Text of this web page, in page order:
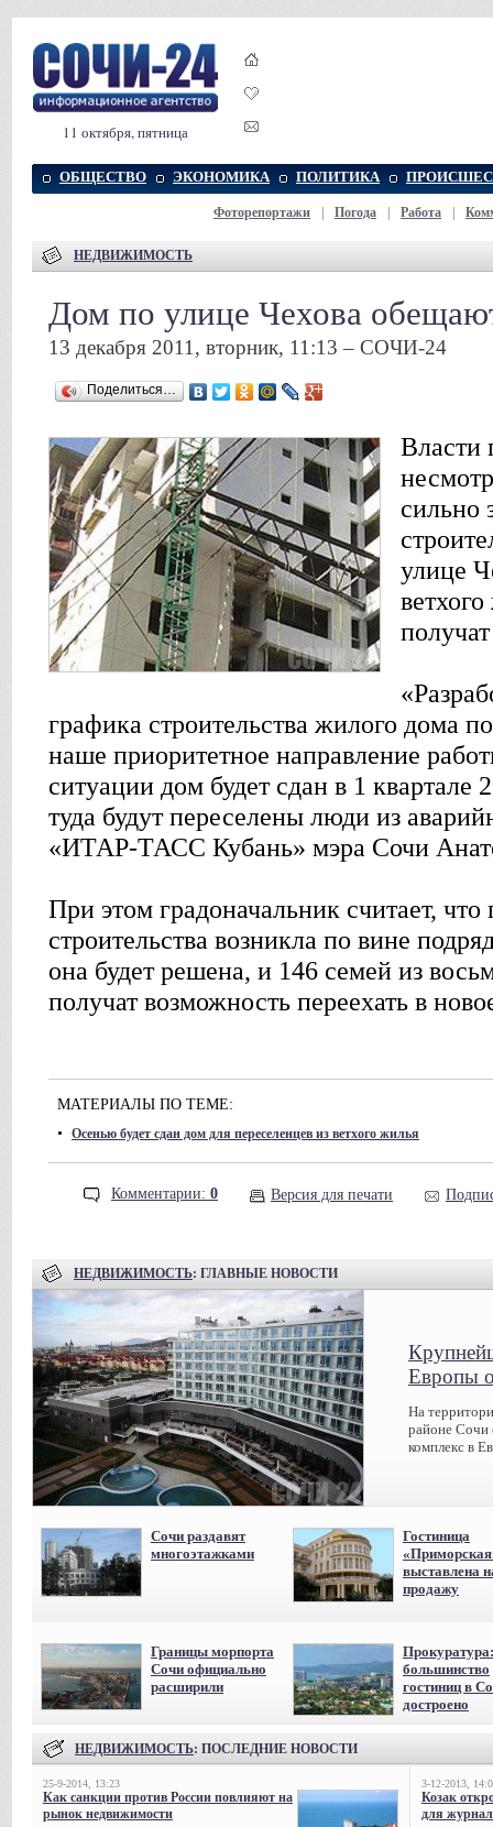
11 октября, пятница
ОБЩЕСТВО ЭКОНОМИКА ПОЛИТИКА
Фоторепортажи Погода Работа
НЕДВИЖИМОСТЬ
Дом по улице Чехова
13 декабря 2011, вторник, 11:13 – СОЧИ-24
Поделиться…
Власти
сильно
улице
графика строительства жилого дома
наше приоритетное направление
ситуации дом будет сдан в 1 квартале
туда будут переселены люди из
«ИТАР-ТАСС Кубань» мэра Сочи
При этом градоначальник считает,
строительства возникла по вине
она будет решена, и 146 семей из
получат возможность переехать в
МАТЕРИАЛЫ ПО ТЕМЕ:
• Осенью будет сдан дом для переселенцев из ветхого жилья
Комментарии: 0 Версия для печати
НЕДВИЖИМОСТЬ: ГЛАВНЫЕ НОВОСТИ
Европы
На
районе Сочи
комплекс в
Сочи раздавят
многоэтажками
Гостиница
выставлена
продажу
Границы морпорта
Сочи официально
расширили
Прокуратура:
большинство
гостиниц в
достроено
НЕДВИЖИМОСТЬ: ПОСЛЕДНИЕ НОВОСТИ
25-9-2014, 13:23
Как санкции против России повлияют на
рынок недвижимости
3-12-2013,
Козак
для